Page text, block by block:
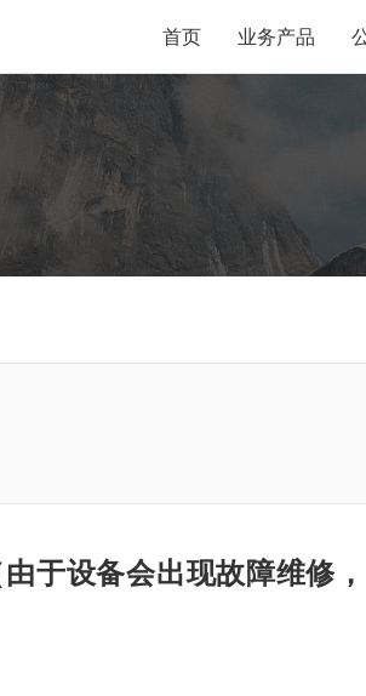
首页 业务产品
于设备会出现故障维修，